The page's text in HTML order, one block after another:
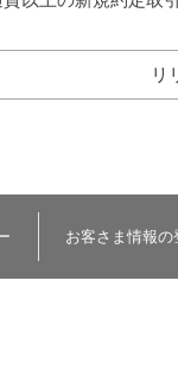
リ
お客さま情報の